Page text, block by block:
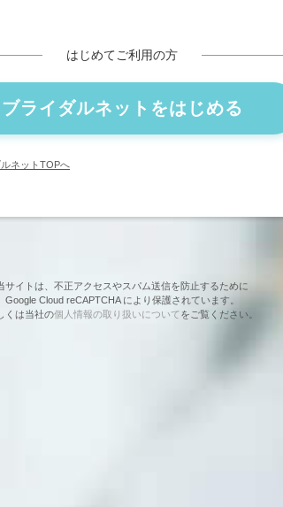
はじめてご利用の方
ブライダルネットをはじめる
ネットTOPへ
サイトは、不正アクセスやスパム送信を防止するために
Google Cloud reCAPTCHA により保護されています。
くは当社の個人情報の取り扱いについてをご覧ください。